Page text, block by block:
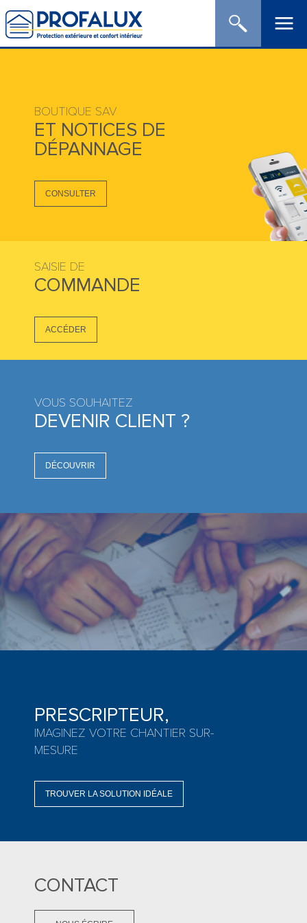
VOUS SOUHAITEZ
DEVENIR CLIENT ?
DÉCOUVRIR
SAISIE DE
COMMANDE
ACCÉDER
PRESCRIPTEUR,
IMAGINEZ VOTRE CHANTIER SUR-
MESURE
TROUVER LA SOLUTION IDÉALE
BOUTIQUE SAV
ET NOTICES DE
DÉPANNAGE
CONSULTER
CONTACT